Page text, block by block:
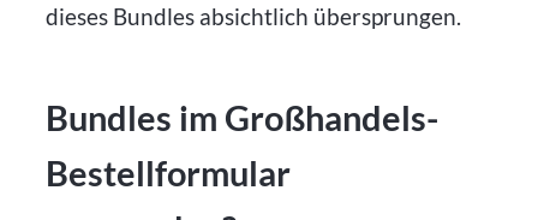
dieses Bundles absichtlich übersprungen.
Bundles im Großhandels-
Bestellformular